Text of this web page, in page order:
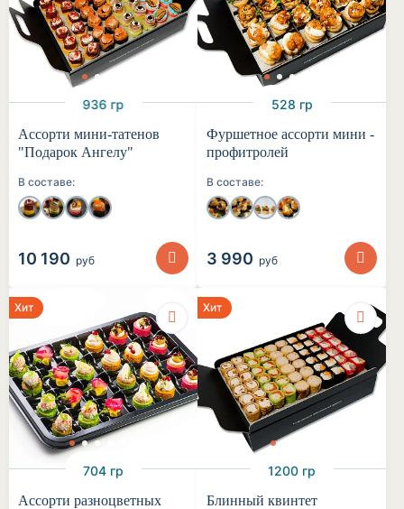
936 гр
Ассорти мини-татенов
"Подарок Ангелу"
В составе:
10 190 руб
528 гр
Фуршетное ассорти мини -
профитролей
В составе:
3 990 руб
Хит
704 гр
Ассорти разноцветных
Хит
1200 гр
Блинный квинтет